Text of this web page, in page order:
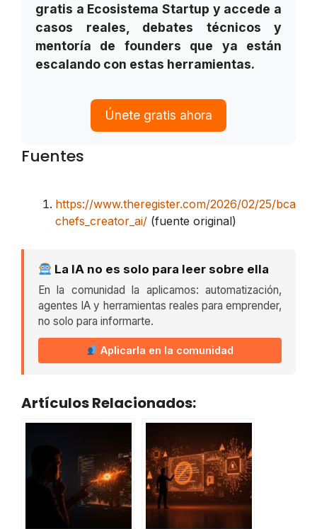
gratis a Ecosistema Startup y accede a
casos reales, debates técnicos y
mentoría de founders que ya están
escalando con estas herramientas.
Únete gratis ahora
Fuentes
https://www.theregister.com/2026/02/25/bca
chefs_creator_ai/ (fuente original)
La IA no es solo para leer sobre ella
En la comunidad la aplicamos: automatización,
agentes IA y herramientas reales para emprender,
no solo para informarte.
Aplicarla en la comunidad
Artículos Relacionados: